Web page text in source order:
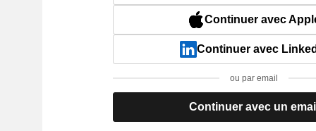
Continuer avec
Continuer avec
ou par email
Continuer avec un email